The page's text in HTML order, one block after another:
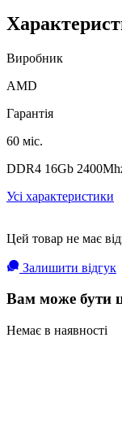
Виробник
AMD
Гарантія
60 міс.
DDR4 16Gb
Усі характеристики
Цей товар не має
Залишити відгук
Вам може бути
Немає в наявності